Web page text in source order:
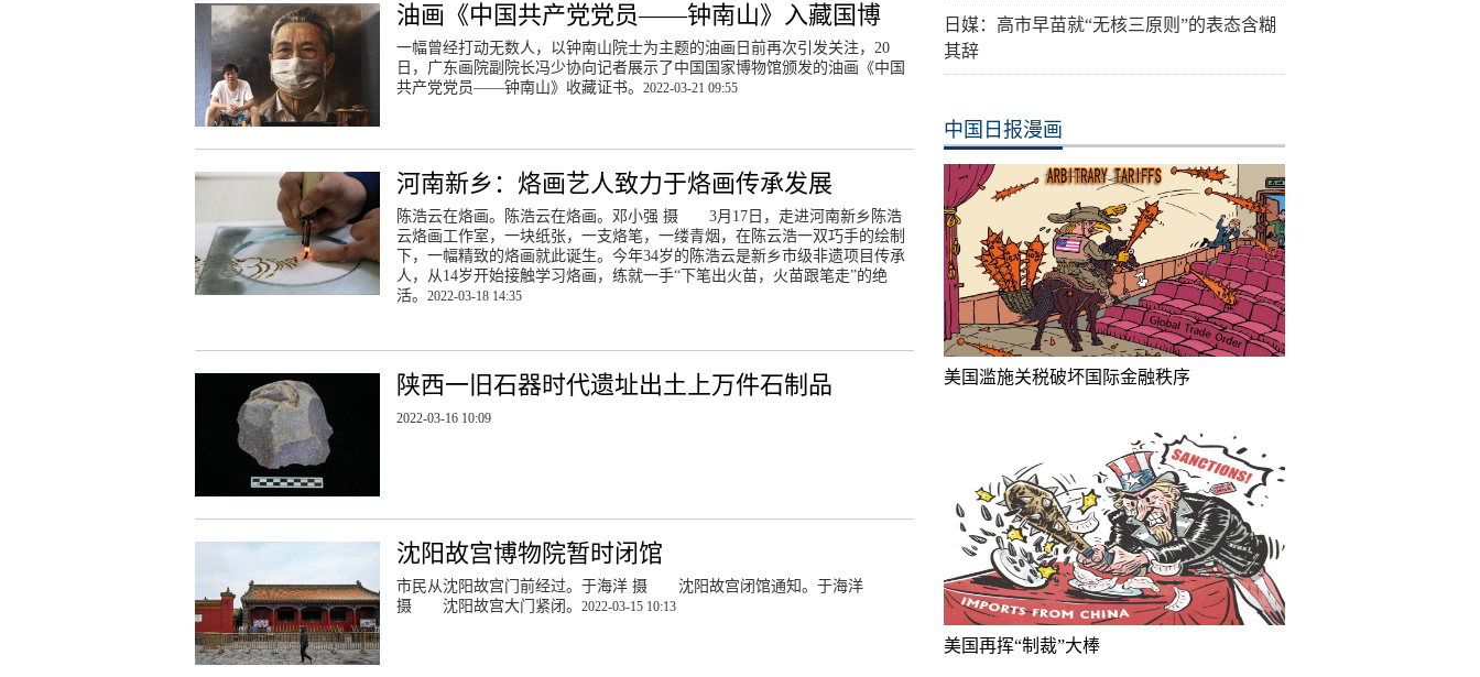
油画《中国共产党党员——钟南山》入藏国博
一幅曾经打动无数人，以钟南山院士为主题的油画日前再次引发关注，20
日，广东画院副院长冯少协向记者展示了中国国家博物馆颁发的油画《中国
共产党党员——钟南山》收藏证书。2022-03-21 09:55
河南新乡：烙画艺人致力于烙画传承发展
陈浩云在烙画。陈浩云在烙画。邓小强 摄 3月17日，走进河南新乡陈浩
云烙画工作室，一块纸张，一支烙笔，一缕青烟，在陈云浩一双巧手的绘制
下，一幅精致的烙画就此诞生。今年34岁的陈浩云是新乡市级非遗项目传承
人，从14岁开始接触学习烙画，练就一手“下笔出火苗，火苗跟笔走”的绝
活。2022-03-18 14:35
陕西一旧石器时代遗址出土上万件石制品
2022-03-16 10:09
沈阳故宫博物院暂时闭馆
市民从沈阳故宫门前经过。于海洋 摄 沈阳故宫闭馆通知。于海洋
摄 沈阳故宫大门紧闭。2022-03-15 10:13
日媒：高市早苗就“无核三原则”的表态含糊
其辞
中国日报漫画
美国滥施关税破坏国际金融秩序
美国再挥“制裁”大棒